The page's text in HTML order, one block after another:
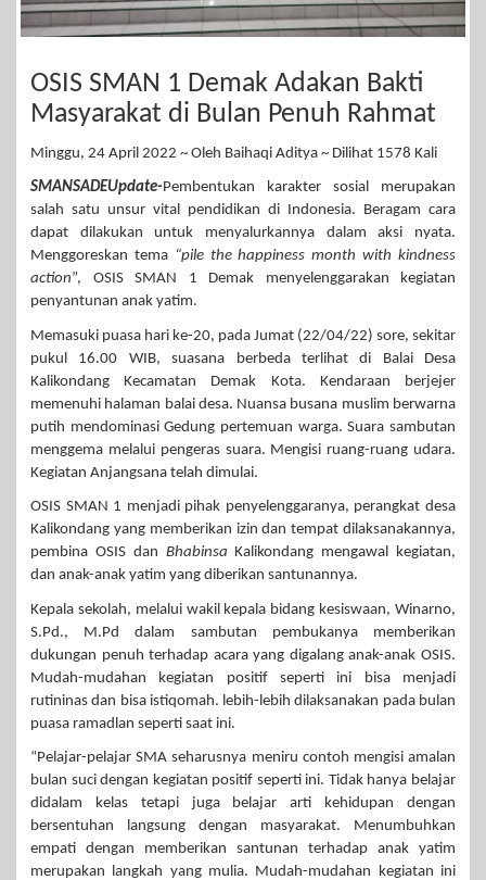
OSIS SMAN 1 Demak Adakan Bakti
Masyarakat di Bulan Penuh Rahmat
Minggu, 24 April 2022 ~ Oleh Baihaqi Aditya ~ Dilihat 1578 Kali
SMANSADEUpdate-Pembentukan karakter sosial merupakan
salah satu unsur vital pendidikan di Indonesia. Beragam cara
dapat dilakukan untuk menyalurkannya dalam aksi nyata.
Menggoreskan tema “pile the happiness month with kindness
action”, OSIS SMAN 1 Demak menyelenggarakan kegiatan
penyantunan anak yatim.
Memasuki puasa hari ke-20, pada Jumat (22/04/22) sore, sekitar
pukul 16.00 WIB, suasana berbeda terlihat di Balai Desa
Kalikondang Kecamatan Demak Kota. Kendaraan berjejer
memenuhi halaman balai desa. Nuansa busana muslim berwarna
putih mendominasi Gedung pertemuan warga. Suara sambutan
menggema melalui pengeras suara. Mengisi ruang-ruang udara.
Kegiatan Anjangsana telah dimulai.
OSIS SMAN 1 menjadi pihak penyelenggaranya, perangkat desa
Kalikondang yang memberikan izin dan tempat dilaksanakannya,
pembina OSIS dan Bhabinsa Kalikondang mengawal kegiatan,
dan anak-anak yatim yang diberikan santunannya.
Kepala sekolah, melalui wakil kepala bidang kesiswaan, Winarno,
S.Pd., M.Pd dalam sambutan pembukanya memberikan
dukungan penuh terhadap acara yang digalang anak-anak OSIS.
Mudah-mudahan kegiatan positif seperti ini bisa menjadi
rutininas dan bisa istiqomah. lebih-lebih dilaksanakan pada bulan
puasa ramadlan seperti saat ini.
“Pelajar-pelajar SMA seharusnya meniru contoh mengisi amalan
bulan suci dengan kegiatan positif seperti ini. Tidak hanya belajar
didalam kelas tetapi juga belajar arti kehidupan dengan
bersentuhan langsung dengan masyarakat. Menumbuhkan
empati dengan memberikan santunan terhadap anak yatim
merupakan langkah yang mulia. Mudah-mudahan kegiatan ini